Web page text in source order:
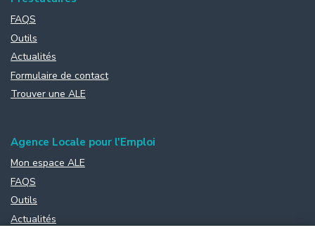
FAQS
Outils
Actualités
Formulaire de contact
Trouver une ALE
Agence Locale pour l'Emploi
Mon espace ALE
FAQS
Outils
Actualités